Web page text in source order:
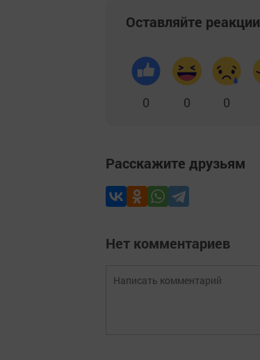
Оставляйте реакции
0 0 0
Расскажите друзьям
Нет комментариев